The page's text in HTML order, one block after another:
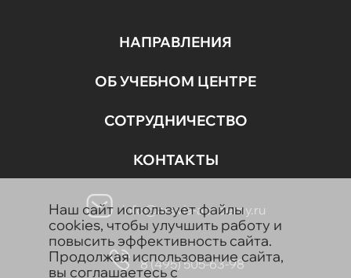
НАПРАВЛЕНИЯ
ОБ УЧЕБНОМ ЦЕНТРЕ
СОТРУДНИЧЕСТВО
КОНТАКТЫ
info@aravia-academy.ru
8 (495) 505-63-98
Наш сайт использует файлы
cookies, чтобы улучшить работу и
повысить эффективность сайта.
Продолжая использование сайта,
вы соглашаетесь с